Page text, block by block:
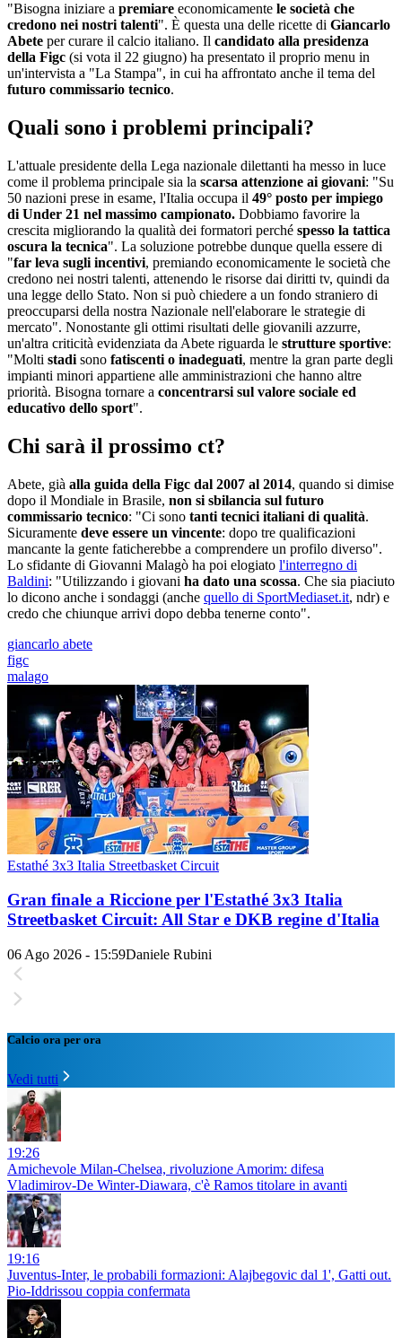
"Bisogna iniziare a premiare economicamente le società che
credono nei nostri talenti". È questa una delle ricette di Giancarlo
Abete per curare il calcio italiano. Il candidato alla presidenza
della Figc (si vota il 22 giugno) ha presentato il proprio menu in
un'intervista a "La Stampa", in cui ha affrontato anche il tema del
futuro commissario tecnico.
Quali sono i problemi principali?
L'attuale presidente della Lega nazionale dilettanti ha messo in luce
come il problema principale sia la scarsa attenzione ai giovani: "Su
50 nazioni prese in esame, l'Italia occupa il 49° posto per impiego
di Under 21 nel massimo campionato. Dobbiamo favorire la
crescita migliorando la qualità dei formatori perché spesso la tattica
oscura la tecnica". La soluzione potrebbe dunque quella essere di
"far leva sugli incentivi, premiando economicamente le società che
credono nei nostri talenti, attenendo le risorse dai diritti tv, quindi da
una legge dello Stato. Non si può chiedere a un fondo straniero di
preoccuparsi della nostra Nazionale nell'elaborare le strategie di
mercato". Nonostante gli ottimi risultati delle giovanili azzurre,
un'altra criticità evidenziata da Abete riguarda le strutture sportive:
"Molti stadi sono fatiscenti o inadeguati, mentre la gran parte degli
impianti minori appartiene alle amministrazioni che hanno altre
priorità. Bisogna tornare a concentrarsi sul valore sociale ed
educativo dello sport".
Chi sarà il prossimo ct?
Abete, già alla guida della Figc dal 2007 al 2014, quando si dimise
dopo il Mondiale in Brasile, non si sbilancia sul futuro
commissario tecnico: "Ci sono tanti tecnici italiani di qualità.
Sicuramente deve essere un vincente: dopo tre qualificazioni
mancante la gente faticherebbe a comprendere un profilo diverso".
Lo sfidante di Giovanni Malagò ha poi elogiato l'interregno di
Baldini: "Utilizzando i giovani ha dato una scossa. Che sia piaciuto
lo dicono anche i sondaggi (anche quello di SportMediaset.it, ndr) e
credo che chiunque arrivi dopo debba tenerne conto".
giancarlo abete
figc
malago
Estathé 3x3 Italia Streetbasket Circuit
Gran finale a Riccione per l'Estathé 3x3 Italia
Streetbasket Circuit: All Star e DKB regine d'Italia
06 Ago 2026 - 15:59Daniele Rubini
Calcio ora per ora
Vedi tutti
19:26
Amichevole Milan-Chelsea, rivoluzione Amorim: difesa
Vladimirov-De Winter-Diawara, c'è Ramos titolare in avanti
19:16
Juventus-Inter, le probabili formazioni: Alajbegovic dal 1', Gatti out.
Pio-Iddrissou coppia confermata